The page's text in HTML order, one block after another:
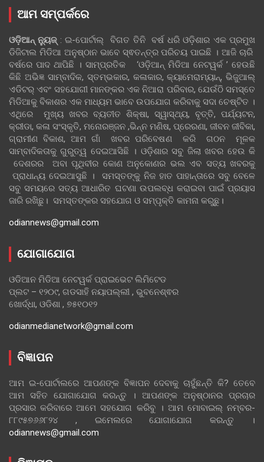
ଆମ ସମ୍ପର୍କରେ
ଓଡ଼ିଆନ୍‍ ନ୍ୟୁଜ୍‍: ଇ-ପୋର୍ଟାଲ୍ ବିଗତ ତିନି ବର୍ଷ ଧରି ଓଡ଼ିଶାର ଏକ ପ୍ରମୁଖ
ଡିଜିଟାଲ ମିଡିଆ ଅନୁଷ୍ଠାନ ଭାବେ ସ୍ଵତନ୍ତ୍ର ପରିଚୟ ପାଇଛି । ଆଜି ଚାରି
ବର୍ଷରେ ପାଦ ଥାପିଛି । ସାମ୍ପ୍ରତିକ ‘ଓଡ଼ିଆନ୍‍ ମିଡିଆ ନେଟୱର୍କ ’ ହେଉଛି
କିଛି ଅଭିଜ୍ଞ ସାମ୍ବାଦିକ, ସ୍ତମ୍ଭକାର, କଳାକାର, କ୍ୟାମେରାମ୍ୟାନ୍, ଭିଜୁଆଲ୍
ଏଡିଟର୍ ଏବଂ ସହଯୋଗୀ ମାନଙ୍କର ଏକ ନିଆରା ପରିବାର, ଯେଉଁଠି ସମସ୍ତେ
ମିଡିଆକୁ ବିକାଶର ଏକ ମାଧ୍ୟମ ଭାବେ ଉପଯୋଗ କରିବାକୁ ସଦା ଚେଷ୍ଟିତ ।
ଏଥିରେ ମୁଖ୍ୟ ଖବର ବ୍ୟତୀତ ଶିକ୍ଷା, ସ୍ୱାସ୍ଥ୍ୟ, ବୃତ୍ତି, ପର୍ଯ୍ୟଟନ,
କ୍ରୀଡା, କଳା ସଂସ୍କୃତି, ମନୋରଞ୍ଜନ ,ଭିନ୍ନ ମଣିଷ, ପ୍ରେରଣା, ଜୀବନ ଜୀବିକା,
ଗ୍ରାମୀଣ ବିକାଶ, ଆମ ଗାଁ ଖବର ପରିବେଷଣ କରି ଗଠନ ମୂଳକ
ସାମ୍ବାଦିକତାକୁ ଗୁରୁତ୍ୱ ଦେଇଆସିଛି । ଓଡ଼ିଶାର ସବୁ ଜିଲା ଖବର ହେଉ କି
ଦେଶରର ଅବା ପୃଥିବୀର କୋଣ ଅନୁକୋଣର ଭଲ ଏବ ସତ୍ୟ ଖବରକୁ
ପ୍ରାଧାନ୍ୟ ଦେଇଆସୁଛି । ସମସ୍ତଙ୍କୁ ନିଜ ହାତ ପାହାନ୍ତାରେ ସବୁ ବେଳେ
ସବୁ ସମୟରେ ସତ୍ୟ ଆଧାରିତ ଘଟଣା ଉପଲବ୍ଧ କରାଇବା ପାଇଁ ପ୍ରୟାସ
ଜାରି ରଖିଛୁ। ସମସ୍ତଙ୍କର ସହଯୋଗ ଓ ସମ୍ପୃକ୍ତି କାମନା କରୁଛୁ।
odiannews@gmail.com
ଯୋଗାଯୋଗ
ଓଡିଆନ ମିଡିଆ ନେଟୱର୍କ ପ୍ରାଇଭେଟ ଲିମିଟେଡ
ପ୍ଲଟ – ୧୨୦୯, ଗଡସାହି ନୟାପଲ୍ଲୀ , ଭୁବନେଶ୍ଵର
ଖୋର୍ଦ୍ଧା, ଓଡିଶା , ୭୫୧୦୧୨
odianmedianetwork@gmail.com
ବିଜ୍ଞାପନ
ଆମ ଇ-ପୋର୍ଟାଲରେ ଆପଣଙ୍କ ବିଜ୍ଞାପନ ଦେବାକୁ ଚାହୁଁଛନ୍ତି କି? ତେବେ
ଆମ ସହିତ ଯୋଗାଯୋଗ କରନ୍ତୁ । ଆପଣଙ୍କ ଅନୁଷ୍ଠାନର ପ୍ରଚାର
ପ୍ରସାର କରିବାରେ ଆମେ ସହଯୋଗ କରିବୁ । ଆମ ମୋବାଇଲ୍ ନମ୍ବର-
୮୮୯୫୭୬୬୮୨୪ , ଇମେଲରେ ଯୋଗାଯୋଗ କରନ୍ତୁ ।
odiannews@gmail.com